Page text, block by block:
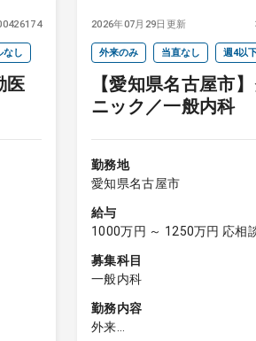
なし
医
2026年07月29日更新
外来のみ 当直なし 週4以
オンコールなし
【愛知県名古屋市
ニック／一般内科
勤務地
愛知県名古屋市
給与
1000万円 ～ 1250万円 応相
募集科目
一般内科
勤務内容
外来